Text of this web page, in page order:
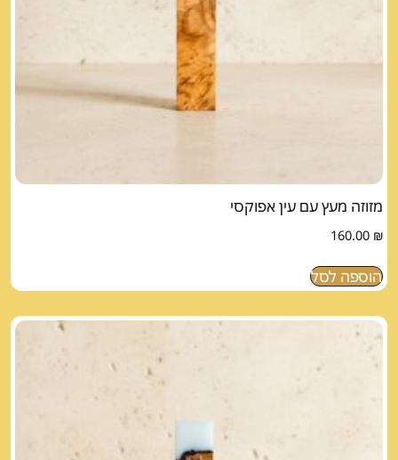
מזוזה מעץ עם עין אפוקסי
160.00 ₪
הוספה לסל